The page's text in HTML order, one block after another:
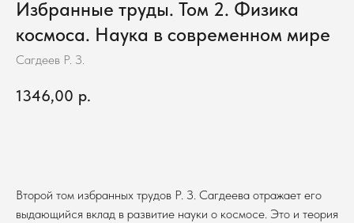
Избранные труды. Том 2. Физика
космоса. Наука в современном мире
Сагдеев Р. З.
1346,00 р.
Второй том избранных трудов Р. З. Сагдеева отражает его
выдающийся вклад в развитие науки о космосе. Это и теория